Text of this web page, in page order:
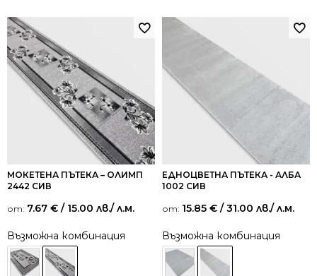
МОКЕТЕНА ПЪТЕКА – ОЛИМП
2442 СИВ
от: 7.67 € / 15.00 лв./ л.м.
Възможна комбинация
ЕДНОЦВЕТНА ПЪТЕКА - АЛБА
1002 СИВ
от: 15.85 € / 31.00 лв./ л.м.
Възможна комбинация